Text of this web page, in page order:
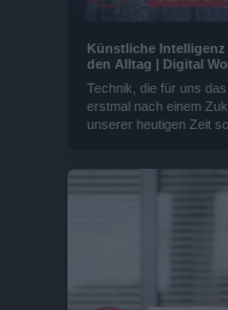
Künstliche
den Alltag | Digital
Technik, die für uns
erstmal nach einem
unserer heutigen Zeit